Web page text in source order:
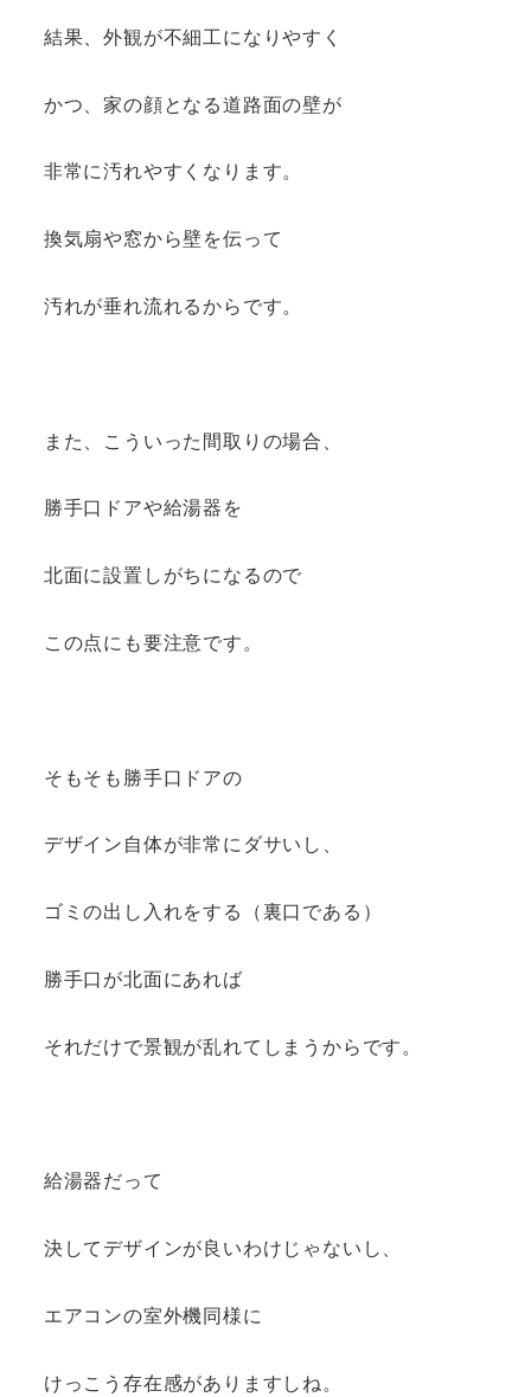
結果、外観が不細工になりやすく
かつ、家の顔となる道路面の壁が
非常に汚れやすくなります。
換気扇や窓から壁を伝って
汚れが垂れ流れるからです。
また、こういった間取りの場合、
勝手口ドアや給湯器を
北面に設置しがちになるので
この点にも要注意です。
そもそも勝手口ドアの
デザイン自体が非常にダサいし、
ゴミの出し入れをする（裏口である）
勝手口が北面にあれば
それだけで景観が乱れてしまうからです。
給湯器だって
決してデザインが良いわけじゃないし、
エアコンの室外機同様に
けっこう存在感がありますしね。